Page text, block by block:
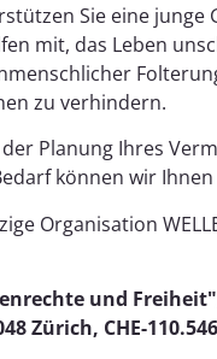
Sie eine
mit, das Leben
zu verhindern.
Planung Ihres
können wir
Organisation
und
Zürich, CHE-